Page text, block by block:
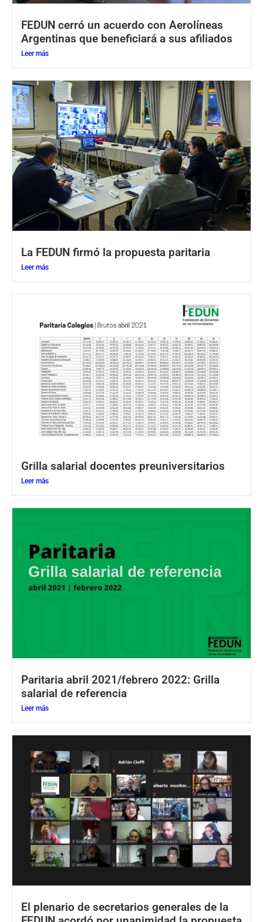
FEDUN cerró un acuerdo con Aerolíneas
Argentinas que beneficiará a sus afiliados
Leer más
La FEDUN firmó la propuesta paritaria
Leer más
Grilla salarial docentes preuniversitarios
Leer más
Paritaria abril 2021/febrero 2022: Grilla
salarial de referencia
Leer más
El plenario de secretarios generales de la